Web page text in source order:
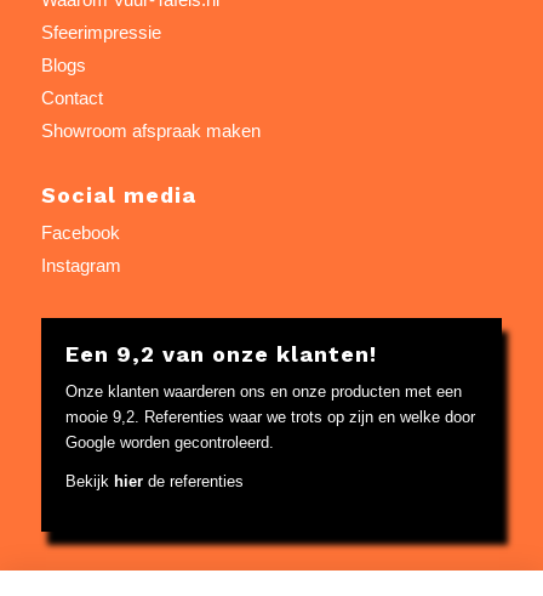
Sfeerimpressie
Blogs
Contact
Showroom afspraak maken
Social media
Facebook
Instagram
Een 9,2 van onze klanten!
Onze klanten waarderen ons en onze producten met een
mooie 9,2. Referenties waar we trots op zijn en welke door
Google worden gecontroleerd.
Bekijk hierde referenties